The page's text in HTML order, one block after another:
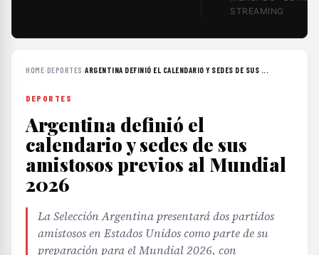
STREAMING
HOME›DEPORTES ›ARGENTINA DEFINIÓ EL CALENDARIO Y SEDES DE SUS ...
DEPORTES
Argentina definió el
calendario y sedes de sus
amistosos previos al Mundial
2026
La Selección Argentina presentará dos partidos
amistosos en Estados Unidos como parte de su
preparación para el Mundial 2026, con